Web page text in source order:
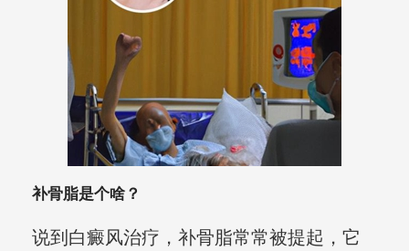
补骨脂是个啥？
说到白癜风治疗，补骨脂常常被提起，它